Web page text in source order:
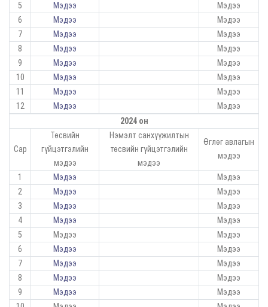
5
Мэдээ
Мэдээ
6
Мэдээ
Мэдээ
7
Мэдээ
Мэдээ
8
Мэдээ
Мэдээ
9
Мэдээ
Мэдээ
10
Мэдээ
Мэдээ
11
Мэдээ
Мэдээ
12
Мэдээ
Мэдээ
2024 он
Сар
Төсвийн
гүйцэтгэлийн
мэдээ
Нэмэлт санхүүжилтын
төсвийн гүйцэтгэлийн
мэдээ
Өглөг авлагын
мэдээ
1 Мэдээ
Мэдээ
2
Мэдээ
Мэдээ
3
Мэдээ
Мэдээ
4
Мэдээ
Мэдээ
5
Мэдээ
Мэдээ
6
Мэдээ
Мэдээ
7
Мэдээ
Мэдээ
8
Мэдээ
Мэдээ
9
Мэдээ
Мэдээ